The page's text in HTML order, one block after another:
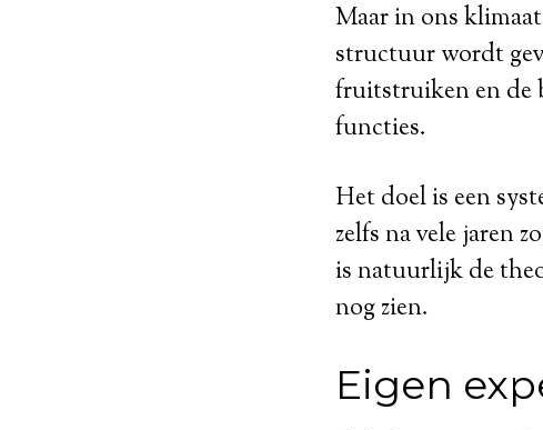
Maar in ons
structuur wordt
fruitstruiken en de
functies.
Het doel is een
zelfs na vele jaren
is natuurlijk de
nog zien.
Eigen